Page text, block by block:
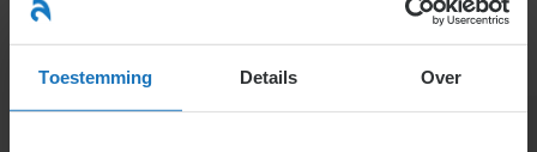
Toestemming Details Over
naar
inhoud